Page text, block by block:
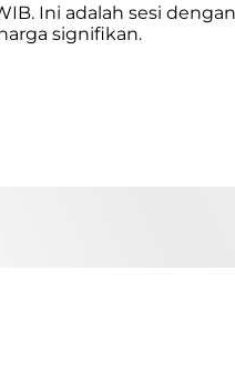
Ini adalah sesi
signifikan.